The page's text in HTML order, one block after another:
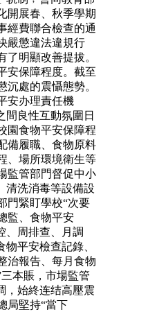
開展春、秋季學期
經費聯合檢查的通
嚴懲違法違規行
了明顯改善提拔。
安保障程度。截至
沉處的震懾態勢。
安办理責任機
間良性互動氛圍日
園食物平安保障程
備履職、食物原料
、場所環境衛生等
監管部門督促中小
清洗消毒等設備設
門緊盯學校“次要
監、食物平安
、周排查、月調
物平安檢查記錄、
治報告、每月食物
本賬，市場監管
，始終连结高壓震
局堅持“當下